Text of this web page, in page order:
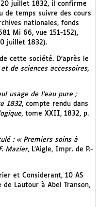
20 juillet 1832, il confirme
de temps suivre des cours
nationales, fonds
Mi 66, vue 151-152),
juillet 1832).
cette société. D’après le
de sciences accessoires,
usage de l’eau pure ;
1832, compte rendu dans
, tome XXII, 1832, p.
: « Premiers soins à
Mazier, L’Aigle, Impr. de P.-
et Considerant, 10 AS
Lautour à Abel Transon,